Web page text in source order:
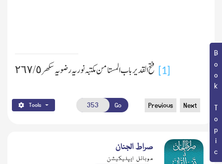
Book Topic
[1] فتح القدیر باب المستامن مکتبہ نوریہ رضویہ سکھر ٥ /٢٦٧
Tools Go Previous Next
صراط الجنان
موبائل ایپلیکیشن